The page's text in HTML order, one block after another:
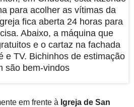
para acolher as vítimas da
fica aberta 24 horas para
Abaixo, a máquina que
e o cartaz na fachada
e TV. Bichinhos de estimação
são bem-vindos
em frente à Igreja de San